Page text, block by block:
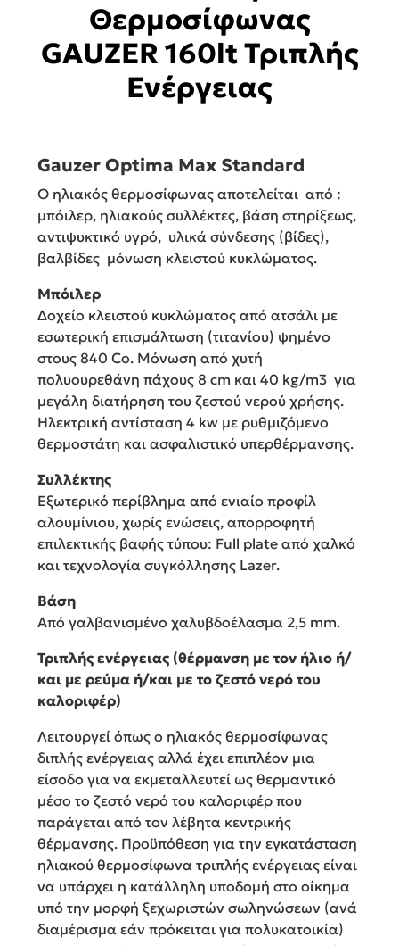
Θερμοσίφωνας
GAUZER 160lt Τριπλής
Ενέργειας
Gauzer Optima Max Standard
Ο ηλιακός θερμοσίφωνας αποτελείται από :
μπόιλερ, ηλιακούς συλλέκτες, βάση στηρίξεως,
αντιψυκτικό υγρό, υλικά σύνδεσης (βίδες),
βαλβίδες μόνωση κλειστού κυκλώματος.
Μπόιλερ
Δοχείο κλειστού κυκλώματος από ατσάλι με
εσωτερική επισμάλτωση (τιτανίου) ψημένο
στους 840 Co. Μόνωση από χυτή
πολυουρεθάνη πάχους 8 cm και 40 kg/m3 για
μεγάλη διατήρηση του ζεστού νερού χρήσης.
Ηλεκτρική αντίσταση 4 kw με ρυθμιζόμενο
θερμοστάτη και ασφαλιστικό υπερθέρμανσης.
Συλλέκτης
Εξωτερικό περίβλημα από ενιαίο προφίλ
αλουμίνιου, χωρίς ενώσεις, απορροφητή
επιλεκτικής βαφής τύπου: Full plate από χαλκό
και τεχνολογία συγκόλλησης Lazer.
Βάση
Από γαλβανισμένο χαλυβδοέλασμα 2,5 mm.
Τριπλής ενέργειας (θέρμανση με τον ήλιο ή/
και με ρεύμα ή/και με το ζεστό νερό του
καλοριφέρ)
Λειτουργεί όπως ο ηλιακός θερμοσίφωνας
διπλής ενέργειας αλλά έχει επιπλέον μια
είσοδο για να εκμεταλλευτεί ως θερμαντικό
μέσο το ζεστό νερό του καλοριφέρ που
παράγεται από τον λέβητα κεντρικής
θέρμανσης. Προϋπόθεση για την εγκατάσταση
ηλιακού θερμοσίφωνα τριπλής ενέργειας είναι
να υπάρχει η κατάλληλη υποδομή στο οίκημα
υπό την μορφή ξεχωριστών σωληνώσεων (ανά
διαμέρισμα εάν πρόκειται για πολυκατοικία)